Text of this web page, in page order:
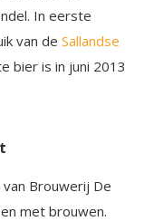
In eerste
van de Sallandse
bier is in juni 2013
Brouwerij De
met brouwen.